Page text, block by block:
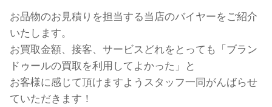
お品物のお見積りを担当する当店のバイヤーをご紹介
いたします。
お買取金額、接客、サービスどれをとっても「ブラン
ドゥールの買取を利用してよかった」と
お客様に感じて頂けますようスタッフ一同がんばらせ
ていただきます！